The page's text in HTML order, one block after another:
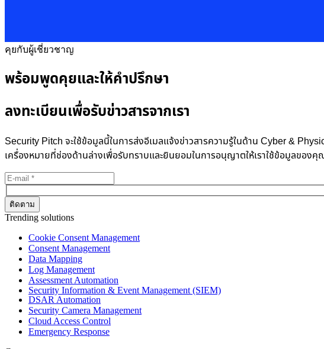
คุยกับผู้เชี่ยวชาญ
พร้อมพูดคุยและให้คำปรึกษา
ลงทะเบียนเพื่อรับข่าวสารจากเรา
Security Pitch จะใช้ข้อมูลนี้ในการส่งอีเมลแจ้งข่าวสารความรู้ในด้าน Cyber &
เครื่องหมายที่ช่องด้านล่างเพื่อรับทราบและยินยอมในการอนุญาตให้เราใช้ข้อมูลของ
Trending solutions
Cookie Consent Management
Consent Management
Data Mapping
Log Management
Assessment Automation
Security Information & Event Management (SIEM)
DSAR Automation
Security Camera Management
Cloud Access Control
Emergency Response